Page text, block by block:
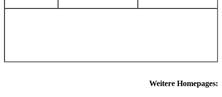
Weitere Homepages: